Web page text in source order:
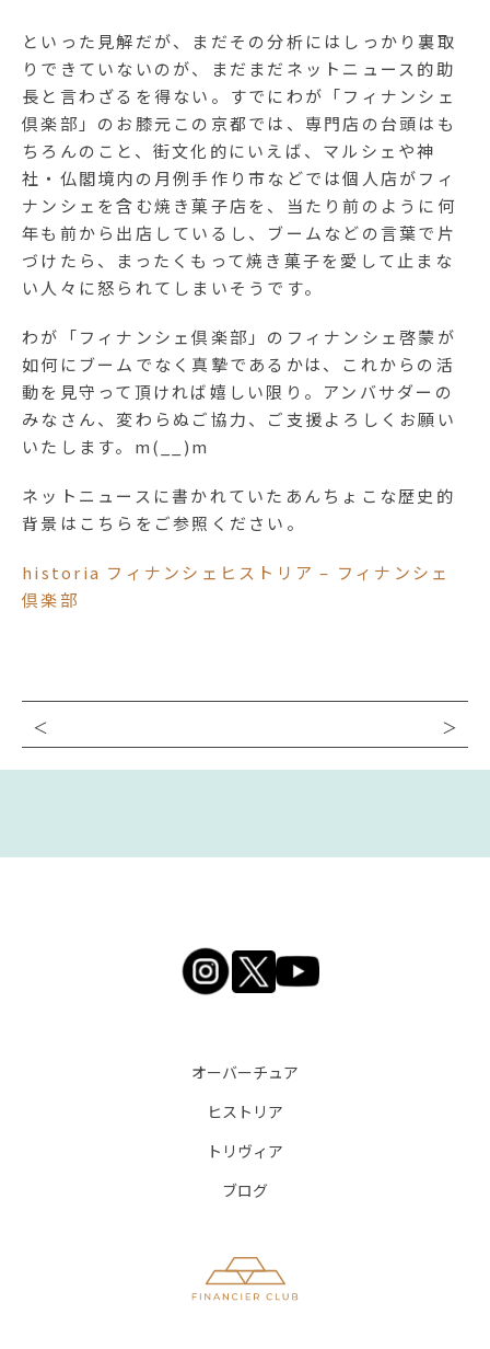
といった見解だが、まだその分析にはしっかり裏取
りできていないのが、まだまだネットニュース的助
長と言わざるを得ない。すでにわが「フィナンシェ
倶楽部」のお膝元この京都では、専門店の台頭はも
ちろんのこと、街文化的にいえば、マルシェや神
社・仏閣境内の月例手作り市などでは個人店がフィ
ナンシェを含む焼き菓子店を、当たり前のように何
年も前から出店しているし、ブームなどの言葉で片
づけたら、まったくもって焼き菓子を愛して止まな
い人々に怒られてしまいそうです。
わが「フィナンシェ倶楽部」のフィナンシェ啓蒙が
如何にブームでなく真摯であるかは、これからの活
動を見守って頂ければ嬉しい限り。アンバサダーの
みなさん、変わらぬご協力、ご支援よろしくお願い
いたします。m(__)m
ネットニュースに書かれていたあんちょこな歴史的
背景はこちらをご参照ください。
historia フィナンシェヒストリア – フィナンシェ
倶楽部
＜ ＞
オーバーチュア
ヒストリア
トリヴィア
ブログ